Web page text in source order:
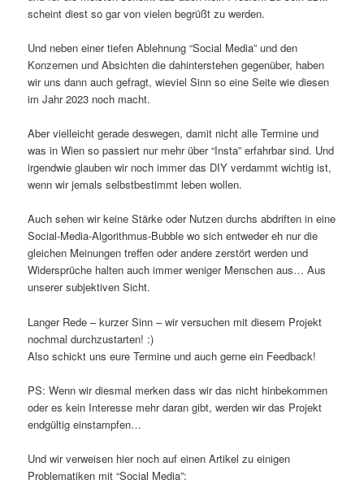
scheint diest so gar von vielen begrüßt zu werden.
Und neben einer tiefen Ablehnung “Social Media” und den
Konzernen und Absichten die dahinterstehen gegenüber, haben
wir uns dann auch gefragt, wieviel Sinn so eine Seite wie diesen
im Jahr 2023 noch macht.
Aber vielleicht gerade deswegen, damit nicht alle Termine und
was in Wien so passiert nur mehr über “Insta” erfahrbar sind. Und
irgendwie glauben wir noch immer das DIY verdammt wichtig ist,
wenn wir jemals selbstbestimmt leben wollen.
Auch sehen wir keine Stärke oder Nutzen durchs abdriften in eine
Social-Media-Algorithmus-Bubble wo sich entweder eh nur die
gleichen Meinungen treffen oder andere zerstört werden und
Widersprüche halten auch immer weniger Menschen aus… Aus
unserer subjektiven Sicht.
Langer Rede – kurzer Sinn – wir versuchen mit diesem Projekt
nochmal durchzustarten! :)
Also schickt uns eure Termine und auch gerne ein Feedback!
PS: Wenn wir diesmal merken dass wir das nicht hinbekommen
oder es kein Interesse mehr daran gibt, werden wir das Projekt
endgültig einstampfen…
Und wir verweisen hier noch auf einen Artikel zu einigen
Problematiken mit “Social Media”: